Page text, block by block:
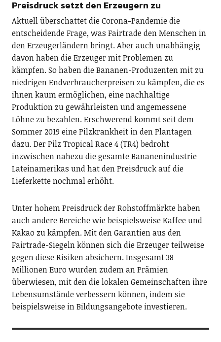
Preisdruck setzt den Erzeugern zu
Aktuell überschattet die Corona-Pandemie die
entscheidende Frage, was Fairtrade den Menschen in
den Erzeugerländern bringt. Aber auch unabhängig
davon haben die Erzeuger mit Problemen zu
kämpfen. So haben die Bananen-Produzenten mit zu
niedrigen Endverbraucherpreisen zu kämpfen, die es
ihnen kaum ermöglichen, eine nachhaltige
Produktion zu gewährleisten und angemessene
Löhne zu bezahlen. Erschwerend kommt seit dem
Sommer 2019 eine Pilzkrankheit in den Plantagen
dazu. Der Pilz Tropical Race 4 (TR4) bedroht
inzwischen nahezu die gesamte Bananenindustrie
Lateinamerikas und hat den Preisdruck auf die
Lieferkette nochmal erhöht.
Unter hohem Preisdruck der Rohstoffmärkte haben
auch andere Bereiche wie beispielsweise Kaffee und
Kakao zu kämpfen. Mit den Garantien aus den
Fairtrade-Siegeln können sich die Erzeuger teilweise
gegen diese Risiken absichern. Insgesamt 38
Millionen Euro wurden zudem an Prämien
überwiesen, mit den die lokalen Gemeinschaften ihre
Lebensumstände verbessern können, indem sie
beispielsweise in Bildungsangebote investieren.